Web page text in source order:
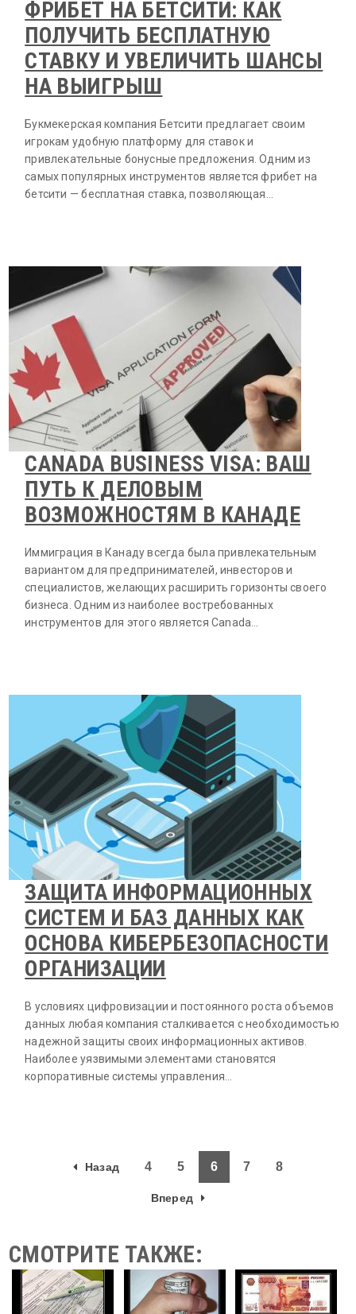
ФРИБЕТ НА БЕТСИТИ: КАК
ПОЛУЧИТЬ БЕСПЛАТНУЮ
СТАВКУ И УВЕЛИЧИТЬ ШАНСЫ
НА ВЫИГРЫШ
Букмекерская компания Бетсити предлагает своим
игрокам удобную платформу для ставок и
привлекательные бонусные предложения. Одним из
самых популярных инструментов является фрибет на
бетсити — бесплатная ставка, позволяющая…
CANADA BUSINESS VISA: ВАШ
ПУТЬ К ДЕЛОВЫМ
ВОЗМОЖНОСТЯМ В КАНАДЕ
Иммиграция в Канаду всегда была привлекательным
вариантом для предпринимателей, инвесторов и
специалистов, желающих расширить горизонты своего
бизнеса. Одним из наиболее востребованных
инструментов для этого является Canada…
ЗАЩИТА ИНФОРМАЦИОННЫХ
СИСТЕМ И БАЗ ДАННЫХ КАК
ОСНОВА КИБЕРБЕЗОПАСНОСТИ
ОРГАНИЗАЦИИ
В условиях цифровизации и постоянного роста объемов
данных любая компания сталкивается с необходимостью
надежной защиты своих информационных активов.
Наиболее уязвимыми элементами становятся
корпоративные системы управления…
Назад 4 5 6 7 8
Вперед
СМОТРИТЕ ТАКЖЕ: